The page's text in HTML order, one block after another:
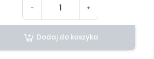
- +
Dodaj do koszyka